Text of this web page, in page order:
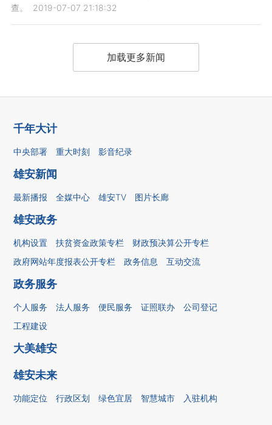
查。
2019-07-07 21:18:32
加载更多新闻
千年大计
中央部署 重大时刻 影音纪录
雄安新闻
最新播报 全媒中心 雄安TV 图片长廊
雄安政务
机构设置 扶贫资金政策专栏
财政预决算公开专栏
政府网站年度报表公开专栏
政务信息 互动交流
政务服务
个人服务 法人服务 便民服务 证照联办
公司登记
工程建设
大美雄安
雄安未来
功能定位 行政区划 绿色宜居 智慧城市 入驻机构